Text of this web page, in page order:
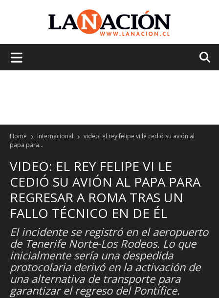
Home Internacional
video: el rey felipe vi le cedió su avión al
papa para...
VIDEO: EL REY FELIPE VI LE
CEDIÓ SU AVIÓN AL PAPA PARA
REGRESAR A ROMA TRAS UN
FALLO TÉCNICO EN DE ÉL
El incidente se registró en el aeropuerto
de Tenerife Norte-Los Rodeos. Lo que
inicialmente sería una despedida
protocolaria derivó en la activación de
una alternativa de transporte para
garantizar el regreso del Pontífice.